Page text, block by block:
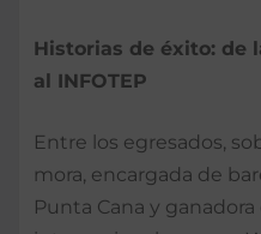
Historias de éxito: de
al INFOTEP
Entre los egresados,
mora, encargada de
Punta Cana y